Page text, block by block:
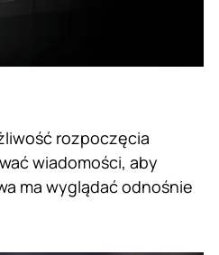
rozpoczęcia
wiadomości, aby
ma wyglądać odnośnie